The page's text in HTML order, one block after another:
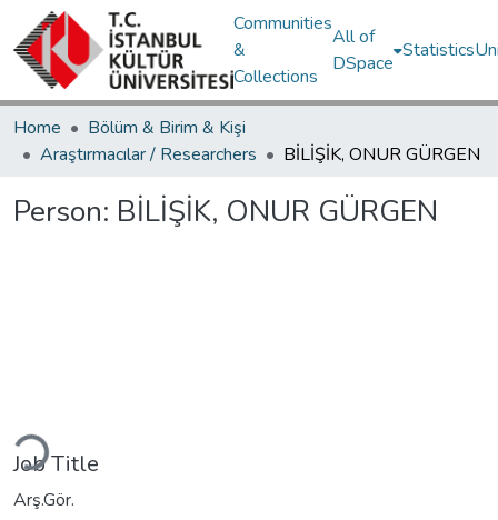
Communities
&
Collections
All of
DSpace
Statistics
Home
Bölüm & Birim & Kişi
Araştırmacılar / Researchers
BİLİŞİK, ONUR GÜRGEN
Person: BİLİŞİK, ONUR GÜRGEN
Loading...
Job Title
Arş.Gör.